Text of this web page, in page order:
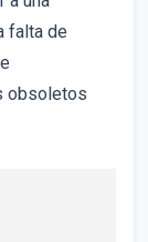
falta de
obsoletos